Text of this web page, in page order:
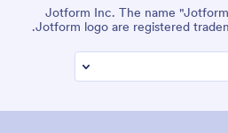
© 2026 Jotform Inc. The name
Jotform logo are registered